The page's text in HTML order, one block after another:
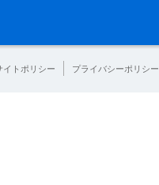
イトポリシー プライバシーポリシー